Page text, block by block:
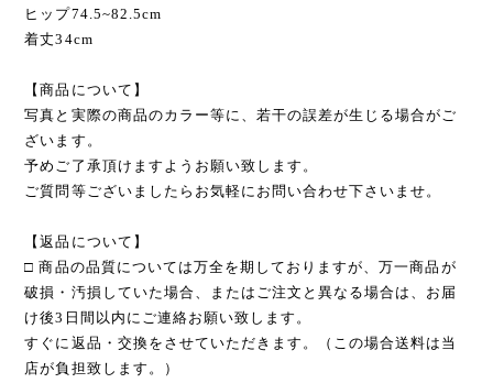
ヒップ74.5~82.5cm
着丈34cm
【商品について】
写真と実際の商品のカラー等に、若干の誤差が生じる場合がご
ざいます。
予めご了承頂けますようお願い致します。
ご質問等ございましたらお気軽にお問い合わせ下さいませ。
【返品について】
□ 商品の品質については万全を期しておりますが、万一商品が
破損・汚損していた場合、またはご注文と異なる場合は、お届
け後3日間以内にご連絡お願い致します。
すぐに返品・交換をさせていただきます。（この場合送料は当
店が負担致します。）